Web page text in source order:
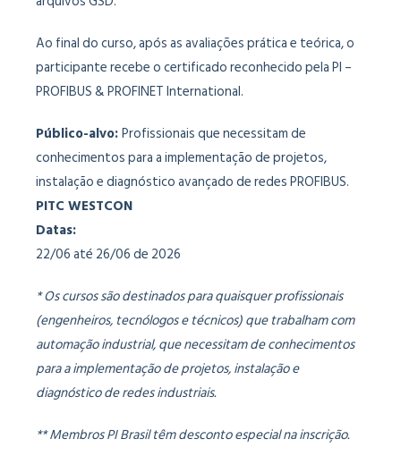
Ao final do curso, após as avaliações prática e teórica, o
participante recebe o certificado reconhecido pela PI –
PROFIBUS & PROFINET International.
Público-alvo:Profissionais que necessitam de
conhecimentos para a implementação de projetos,
instalação e diagnóstico avançado de redes PROFIBUS.
PITC WESTCON
Datas:
22/06 até 26/06 de 2026
* Os cursos são destinados para quaisquer profissionais
(engenheiros, tecnólogos e técnicos) que trabalham com
automação industrial, que necessitam de conhecimentos
para a implementação de projetos, instalação e
diagnóstico de redes industriais.
** Membros PI Brasil têm desconto especial na inscrição.